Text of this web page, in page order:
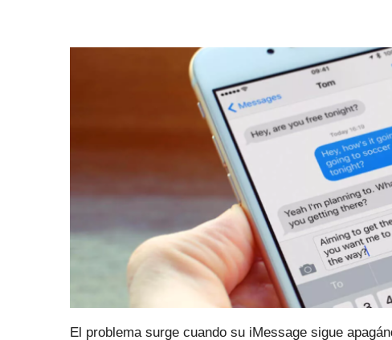
El problema surge cuando su iMessage sigue